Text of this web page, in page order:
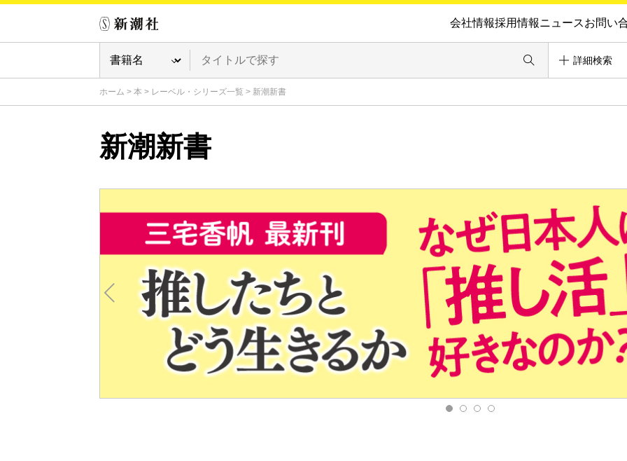
会社情報採用情報ニュースお問い
詳細検索
ホーム > 本 > レーベル・シリーズ一覧 > 新潮新書
新潮新書